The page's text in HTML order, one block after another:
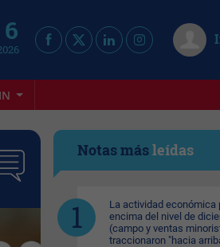
Notas másleídas
La actividad económica
encima del nivel de
(campo y ventas
traccionaron "hacia